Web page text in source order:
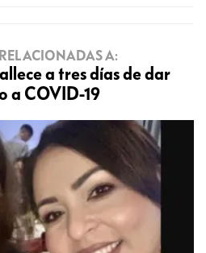
A:
a tres días de dar
a COVID-19